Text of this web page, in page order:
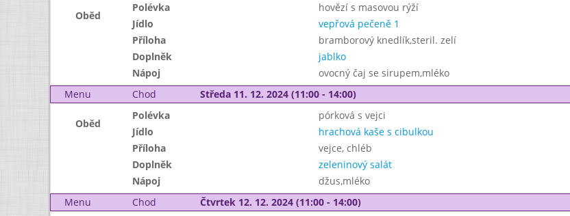
Oběd
Polévka hovězí s masovou rýží
Jídlo
vepřová pečeně 1
Příloha
bramborový knedlík,steril. zelí
Doplněk
jablko
Nápoj
ovocný čaj se sirupem,mléko
Menu
Chod Středa 11. 12. 2024 (11:00 - 14:00)
Oběd
Polévka pórková s vejci
Jídlo
hrachová kaše s cibulkou
Příloha
vejce, chléb
Doplněk
zeleninový salát
Nápoj
džus,mléko
Menu
Chod Čtvrtek 12. 12. 2024 (11:00 - 14:00)